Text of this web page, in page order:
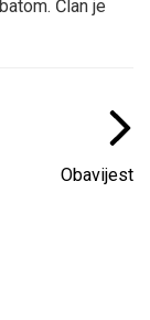
Član je
Obavijest